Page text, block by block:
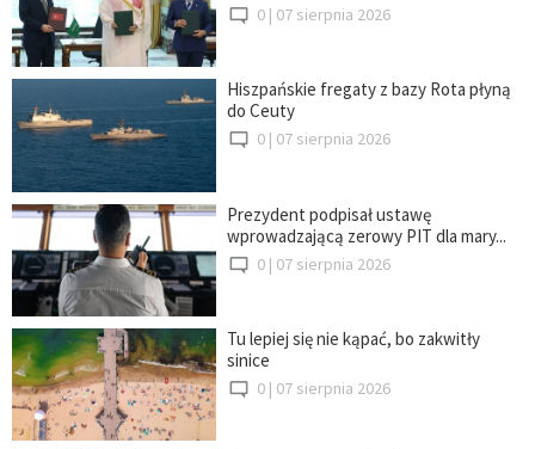
0 | 07 sierpnia 2026
Hiszpańskie fregaty z bazy Rota płyną
do Ceuty
0 | 07 sierpnia 2026
Prezydent podpisał ustawę
wprowadzającą zerowy PIT dla mary...
0 | 07 sierpnia 2026
Tu lepiej się nie kąpać, bo zakwitły
sinice
0 | 07 sierpnia 2026